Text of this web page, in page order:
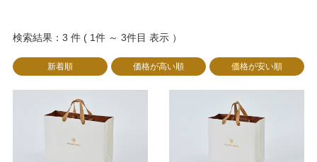
検索結果：3 件 ( 1件 ～ 3件目 表示 ）
新着順 価格が高い順 価格が安い順